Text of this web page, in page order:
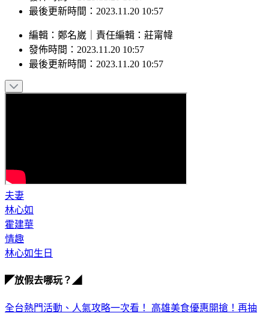
最後更新時間：2023.11.20 10:57
編輯 ： 鄭名崴 責任編輯 ： 莊甯幃
發佈時間： 2023.11.20 10:57
最後更新時間： 2023.11.20 10:57
夫妻
林心如
霍建華
情趣
林心如生日
◤放假去哪玩？◢
全台熱門活動、人氣攻略一次看！ 高雄美食優惠開搶！再抽